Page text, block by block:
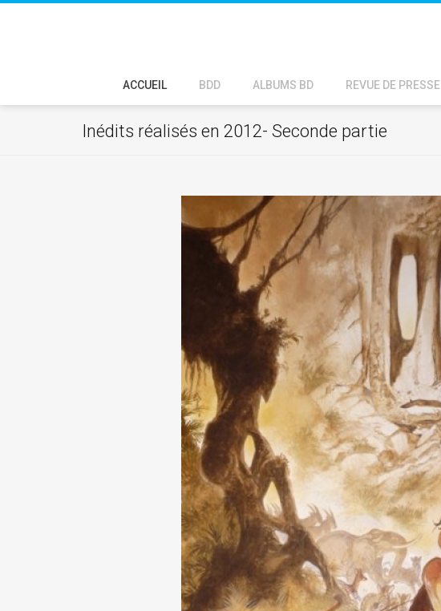
ACCUEIL BDD ALBUMS BD REVUE DE PRESSE
Inédits réalisés en 2012- Seconde partie